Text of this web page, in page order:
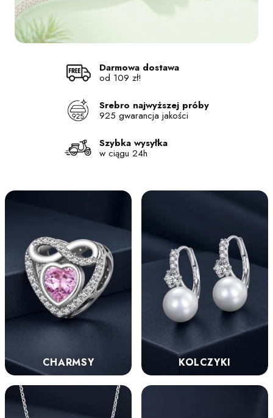
Darmowa dostawa
od 109 zł!
Srebro najwyższej próby
925 gwarancja jakości
Szybka wysyłka
w ciągu 24h
CHARMSY KOLCZYKI